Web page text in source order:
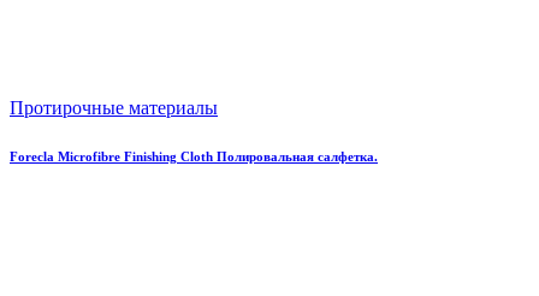
Протирочные материалы
Forecla Microfibre Finishing Cloth Полировальная салфетка.